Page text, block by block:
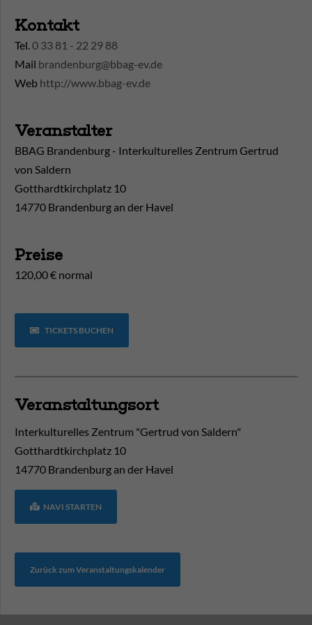
Kontakt
Tel.0 33 81 - 22 29 88
Mail brandenburg@bbag-ev.de
Web http://www.bbag-ev.de
Veranstalter
BBAG Brandenburg - Interkulturelles Zentrum Gertrud
von Saldern
Gotthardtkirchplatz 10
14770 Brandenburg an der Havel
Preise
120,00 € normal
TICKETS BUCHEN
Veranstaltungsort
Interkulturelles Zentrum "Gertrud von Saldern"
Gotthardtkirchplatz 10
14770 Brandenburg an der Havel
NAVI STARTEN
Zurück zum Veranstaltungskalender